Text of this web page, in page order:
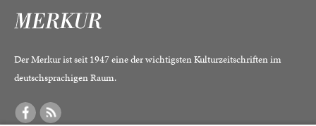
Der Merkur ist seit 1947 eine der wichtigsten Kulturzeitschriften im
deutschsprachigen Raum.